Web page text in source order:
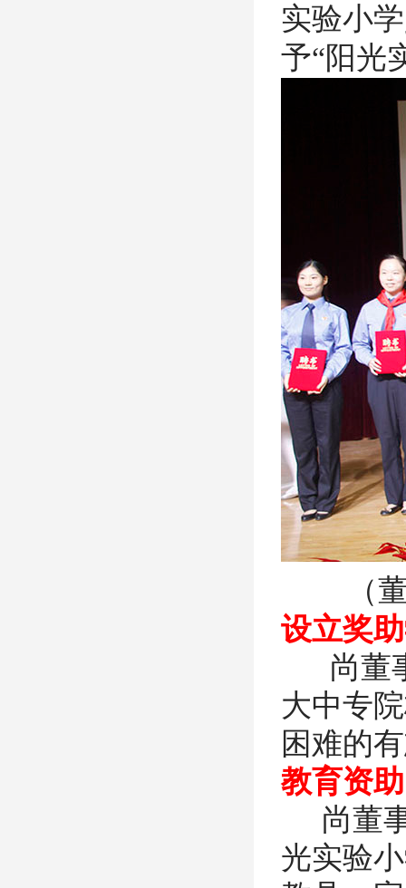
实验小
予“阳光
（
设立奖
尚董事
大中专
困难的
教育资
尚董事
光实验